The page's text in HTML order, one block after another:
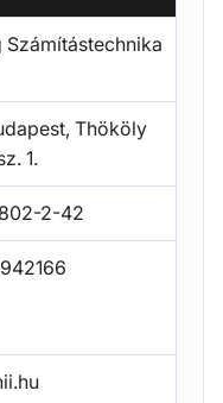
Számítástechnika
Thököly
1.
2-42